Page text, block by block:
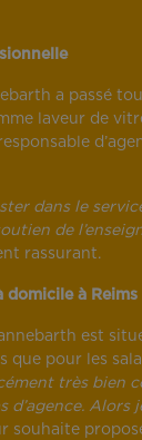
a passé
laveur de
dans le
de
rassurant.
domicile à Reims
est
que pour les
très bien
d’agence.
souhaite